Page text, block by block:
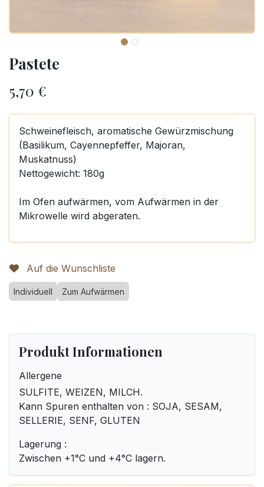
Pastete
5,70 €
Schweinefleisch, aromatische Gewürzmischung
(Basilikum, Cayennepfeffer, Majoran,
Muskatnuss)
Nettogewicht: 180g
Im Ofen aufwärmen, vom Aufwärmen in der
Mikrowelle wird abgeraten.
Auf die Wunschliste
Individuell Zum Aufwärmen
Produkt Informationen
Allergene
SULFITE, WEIZEN, MILCH.
Kann Spuren enthalten von : SOJA, SESAM,
SELLERIE, SENF, GLUTEN
Lagerung :
Zwischen +1°C und +4°C lagern.